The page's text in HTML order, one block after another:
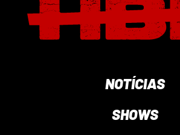
NOTÍCIAS
SHOWS